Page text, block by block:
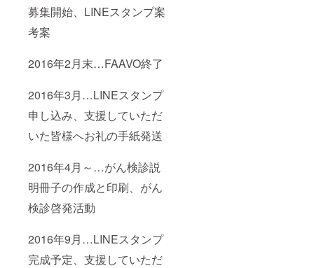
募集開始、LINEスタンプ案
考案
2016年2月末…FAAVO終了
2016年3月…LINEスタンプ
申し込み、支援していただ
いた皆様へお礼の手紙発送
2016年4月～…がん検診説
明冊子の作成と印刷、がん
検診啓発活動
2016年9月…LINEスタンプ
完成予定、支援していただ